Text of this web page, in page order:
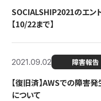
SOCIALSHIP2021のエン
【10/22まで】
2021.09.02 障害報告
【復旧済】AWSでの障害
について